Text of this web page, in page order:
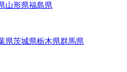
山形県福島県
県茨城県栃木県群馬県